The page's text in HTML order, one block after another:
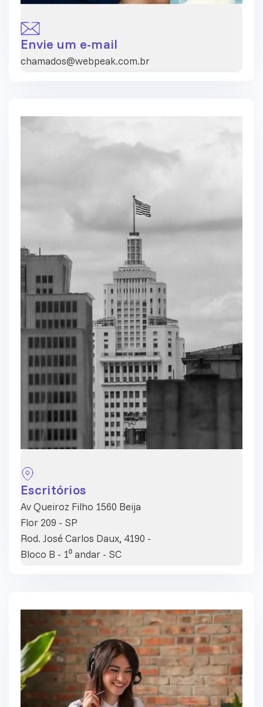
Envie um e-mail
chamados@webpeak.com.br
Escritórios
Av Queiroz Filho 1560 Beija
Flor 209 - SP
Rod. José Carlos Daux, 4190 -
Bloco B - 1⁰ andar - SC